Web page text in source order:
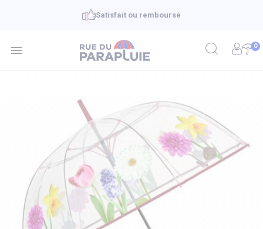
Satisfait ou remboursé
 0